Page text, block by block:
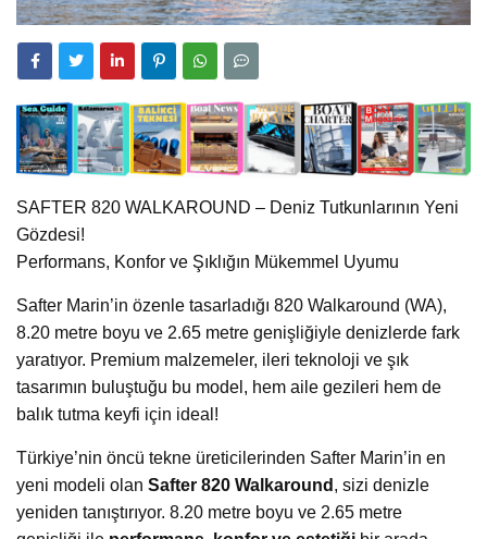
SAFTER 820 WALKAROUND – Deniz Tutkunlarının Yeni
Gözdesi!
Performans, Konfor ve Şıklığın Mükemmel Uyumu
Safter Marin’in özenle tasarladığı 820 Walkaround (WA),
8.20 metre boyu ve 2.65 metre genişliğiyle denizlerde fark
yaratıyor. Premium malzemeler, ileri teknoloji ve şık
tasarımın buluştuğu bu model, hem aile gezileri hem de
balık tutma keyfi için ideal!
Türkiye’nin öncü tekne üreticilerinden Safter Marin’in en
yeni modeli olan Safter 820 Walkaround , sizi denizle
yeniden tanıştırıyor. 8.20 metre boyu ve 2.65 metre